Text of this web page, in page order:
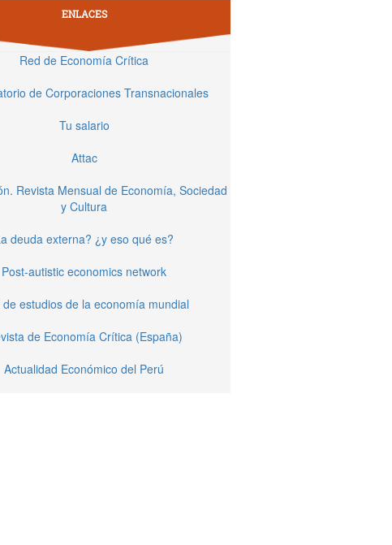
ENLACES
Red de Economía Crítica
de Corporaciones Transnacionales
Tu salario
Attac
Revista Mensual de Economía, Sociedad
y Cultura
deuda externa? ¿y eso qué es?
Post-autistic economics network
de estudios de la economía mundial
de Economía Crítica (España)
Actualidad Económico del Perú